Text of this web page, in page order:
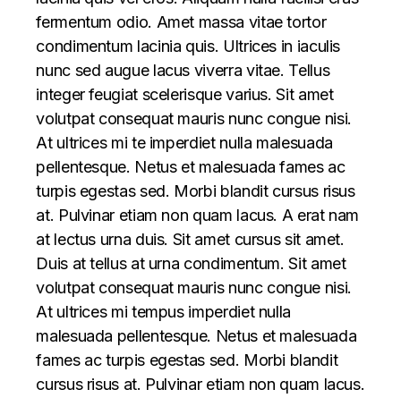
fermentum odio. Amet massa vitae tortor
condimentum lacinia quis. Ultrices in iaculis
nunc sed augue lacus viverra vitae. Tellus
integer feugiat scelerisque varius. Sit amet
volutpat consequat mauris nunc congue nisi.
At ultrices mi te imperdiet nulla malesuada
pellentesque. Netus et malesuada fames ac
turpis egestas sed. Morbi blandit cursus risus
at. Pulvinar etiam non quam lacus. A erat nam
at lectus urna duis. Sit amet cursus sit amet.
Duis at tellus at urna condimentum. Sit amet
volutpat consequat mauris nunc congue nisi.
At ultrices mi tempus imperdiet nulla
malesuada pellentesque. Netus et malesuada
fames ac turpis egestas sed. Morbi blandit
cursus risus at. Pulvinar etiam non quam lacus.